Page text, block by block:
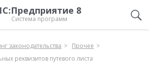
8
Система программ
законодательства
Прочее
реквизитов путевого листа